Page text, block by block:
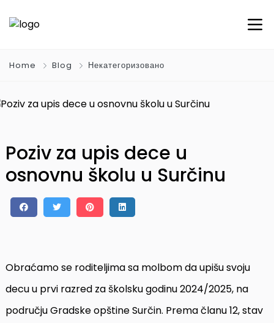
Home Blog Некатегоризовано
Poziv za upis dece u
osnovnu školu u Surčinu
Obraćamo se roditeljima sa molbom da upišu svoju
decu u prvi razred za školsku godinu 2024/2025, na
području Gradske opštine Surčin. Prema članu 12, stav